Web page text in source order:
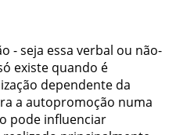
-seja essa verbal ou não-
existe quando é
dependente da
a autopromoção numa
pode influenciar